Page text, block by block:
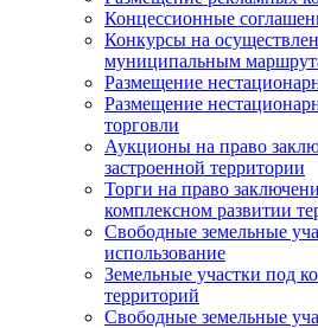
Концессионные
Конкурсы на
муниципальным
Размещение
Размещение
торговли
Аукционы на право
застроенной территории
Торги на право
комплексном развитии
Свободные земельные
использование
Земельные участки под
территорий
Свободные земельные